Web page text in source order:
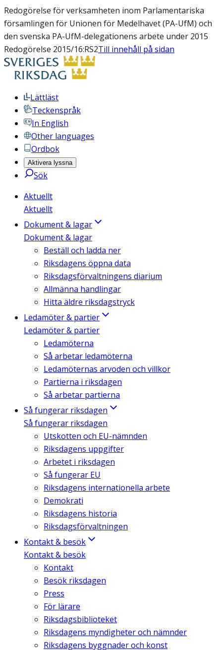
Redogörelse för verksamheten inom Parlamentariska
församlingen för Unionen för Medelhavet (PA-UfM) och
den svenska PA-UfM-delegationens arbete under 2015
Redogörelse 2015/16:RS2Till innehåll på sidan
Lättläst
Teckenspråk
In English
Other languages
Ordbok
Aktivera lyssna
Sök
Aktuellt
Aktuellt
Dokument & lagar
Dokument & lagar
Beställ och ladda ner
Riksdagens öppna data
Riksdagsförvaltningens diarium
Allmänna handlingar
Hitta äldre riksdagstryck
Ledamöter & partier
Ledamöter & partier
Ledamöterna
Så arbetar ledamöterna
Ledamöternas arvoden och villkor
Partierna i riksdagen
Så arbetar partierna
Så fungerar riksdagen
Så fungerar riksdagen
Utskotten och EU-nämnden
Riksdagens uppgifter
Arbetet i riksdagen
Så fungerar EU
Riksdagens internationella arbete
Demokrati
Riksdagens historia
Riksdagsförvaltningen
Kontakt & besök
Kontakt & besök
Kontakt
Besök riksdagen
Press
För lärare
Riksdagsbiblioteket
Riksdagens myndigheter och nämnder
Riksdagens byggnader och konst